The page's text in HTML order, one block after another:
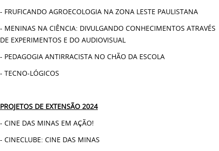
- FRUFICANDO AGROECOLOGIA NA ZONA LESTE PAULISTANA
- MENINAS NA CIÊNCIA: DIVULGANDO CONHECIMENTOS ATRAVÉS
DE EXPERIMENTOS E DO AUDIOVISUAL
- PEDAGOGIA ANTIRRACISTA NO CHÃO DA ESCOLA
- TECNO-LÓGICOS
PROJETOS DE EXTENSÃO 2024
- CINE DAS MINAS EM AÇÃO!
- CINECLUBE: CINE DAS MINAS